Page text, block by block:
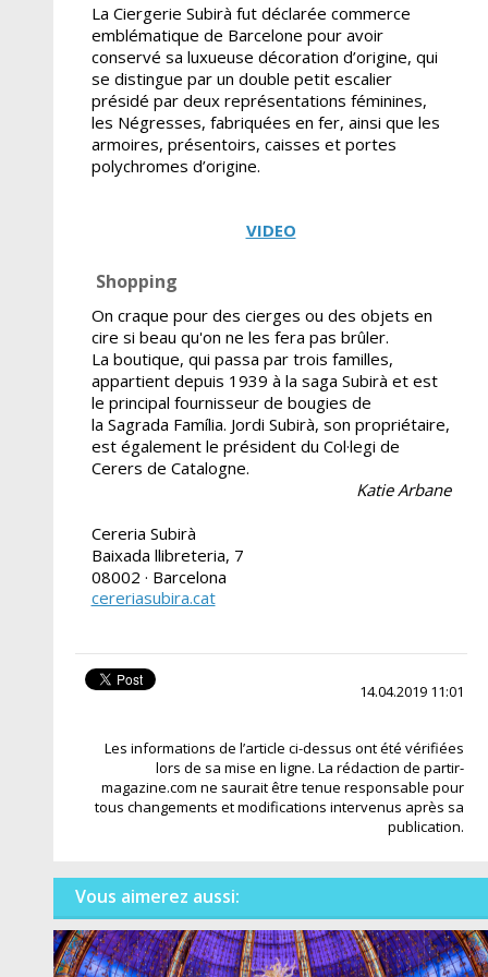
La Ciergerie Subirà fut déclarée commerce
emblématique de Barcelone pour avoir
conservé sa luxueuse décoration d’origine, qui
se distingue par un double petit escalier
présidé par deux représentations féminines,
les Négresses, fabriquées en fer, ainsi que les
armoires, présentoirs, caisses et portes
polychromes d’origine.
VIDEO
Shopping
On craque pour des cierges ou des objets en
cire si beau qu'on ne les fera pas brûler.
La boutique, qui passa par trois familles,
appartient depuis 1939 à la saga Subirà et est
le principal fournisseur de bougies de
la Sagrada Família. Jordi Subirà, son propriétaire,
est également le président du Col·legi de
Cerers de Catalogne.
Katie Arbane
Cereria Subirà
Baixada llibreteria, 7
08002 · Barcelona
cereriasubira.cat
14.04.2019 11:01
Les informations de l’article ci-dessus ont été vérifiées
lors de sa mise en ligne. La rédaction de partir-
magazine.com ne saurait être tenue responsable pour
tous changements et modifications intervenus après sa
publication.
Vous aimerez aussi: